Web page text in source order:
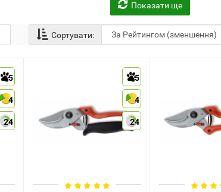
Площинні
(обвідні)
Промислові
інструменти
(13) (13)
Показати ще
Сортувати:
5
4
24
5
4
24